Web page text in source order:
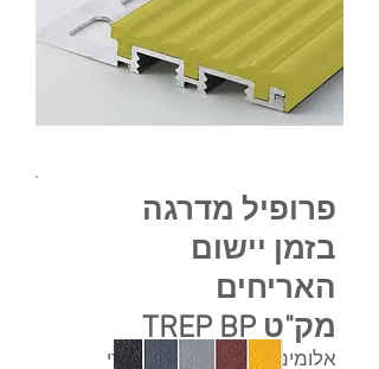
פרופיל מדרגה
בזמן יישום
האריחים
מק"ט TREP BP
אלומיניום + פס בטון פולימרי